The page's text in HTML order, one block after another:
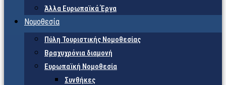
Άλλα Ευρωπαϊκά Έργα
Νομοθεσία
Πύλη Τουριστικής Νομοθεσίας
Βραχυχρόνια διαμονή
Ευρωπαϊκή Νομοθεσία
Συνθήκες